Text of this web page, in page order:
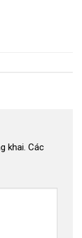
khai. Các